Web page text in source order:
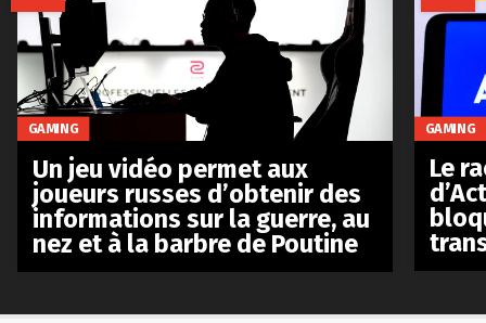
GAMING
Un jeu vidéo permet aux
joueurs russes d’obtenir des
informations sur la guerre, au
nez et à la barbre de Poutine
GAMING
Le